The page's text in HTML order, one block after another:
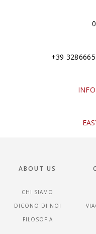
+39
ABOUT US
CHI SIAMO
DICONO DI NOI
FILOSOFIA